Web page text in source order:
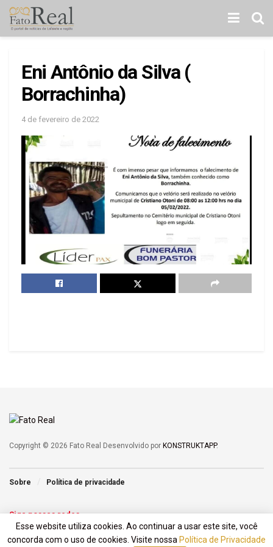
Eni Antônio da Silva (
Borrachinha)
4 de fevereiro de 2022
Copyright © 2026 Fato Real Desenvolvido por KONSTRUKTAPP.
Sobre Política de privacidade
Siga nossas redes
Esse website utiliza cookies. Ao continuar a usar este site, você
concorda com o uso de cookies. Visite nossa Política de Privacidade